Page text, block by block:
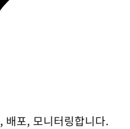
배포, 모니터링합니다.